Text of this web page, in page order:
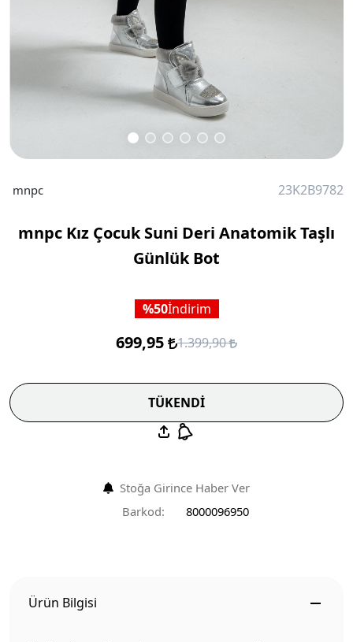
mnpc 23K2B9782
mnpc Kız Çocuk Suni Deri Anatomik Taşlı
Günlük Bot
50İndirim
699,95 1.399,90
TÜKENDİ
Stoğa Girince Haber Ver
Barkod:
8000096950
Ürün Bilgisi